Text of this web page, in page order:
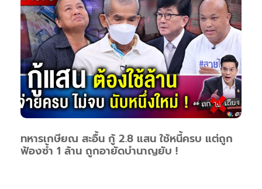
ทหารเกษียณ สะอื้น กู้ 2.8 แสน ใช้หนี้ครบ แต่ถูก
ฟ้องซ้ำ 1 ล้าน ถูกอายัดบำนาญยับ !